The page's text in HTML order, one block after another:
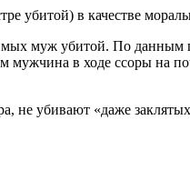
убитой) в качестве
муж убитой. По данным
мужчина в ходе ссоры на
не убивают «даже